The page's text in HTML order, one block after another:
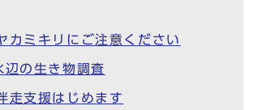
カミキリにご注意ください
の生き物調査
走支援はじめます